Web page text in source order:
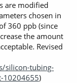
are modified
chosen in
360 ppb (since
the amount
Revised
silicon-tubing-
10204655)